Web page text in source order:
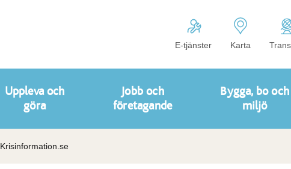
E-tjänster Karta
Uppleva och
göra
Jobb och
företagande
Bygga, bo och
miljö
Krisinformation.se